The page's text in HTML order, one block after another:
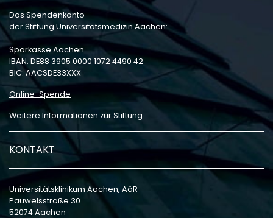
Das Spendenkonto
der Stiftung Universitätsmedizin Aachen:
Sparkasse Aachen
IBAN: DE88 3905 0000 1072 4490 42
BIC: AACSDE33XXX
Online-Spende
Weitere Informationen zur Stiftung
KONTAKT
Universitätsklinikum Aachen, AöR
Pauwelsstraße 30
52074 Aachen